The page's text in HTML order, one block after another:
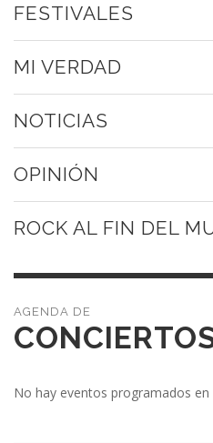
FESTIVALES
MI VERDAD
NOTICIAS
OPINIÓN
ROCK AL FIN DEL
No hay eventos programados